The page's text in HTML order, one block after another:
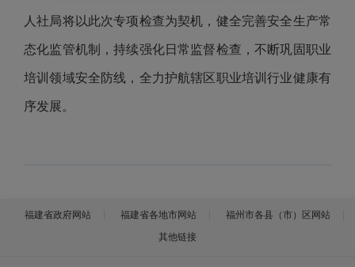
人社局将以此次专项检查为契机，健全完善安全生产常
态化监管机制，持续强化日常监督检查，不断巩固职业
培训领域安全防线，全力护航辖区职业培训行业健康有
序发展。
福建省政府网站 福建省各地市网站
福州市各县（市）区网站
其他链接